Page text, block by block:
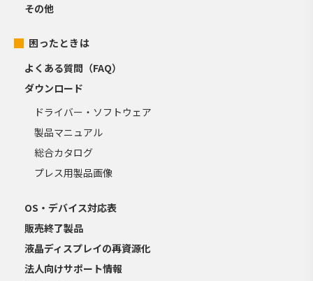
その他
困ったときは
よくある質問（FAQ）
ダウンロード
ドライバー・ソフトウェア
製品マニュアル
総合カタログ
プレス用製品画像
OS・デバイス対応表
販売終了製品
液晶ディスプレイの再資源化
法人向けサポート情報